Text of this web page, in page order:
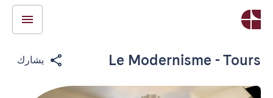
Le Modernisme - Tours يشارك